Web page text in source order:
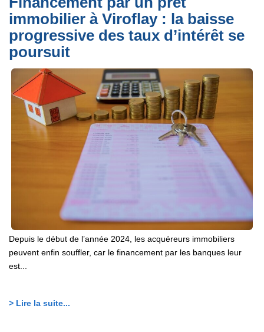
immobilier à Viroflay : la baisse
progressive des taux d’intérêt se
poursuit
Depuis le début de l’année 2024, les acquéreurs immobiliers
peuvent enfin souffler, car le financement par les banques leur
est...
> Lire la suite...